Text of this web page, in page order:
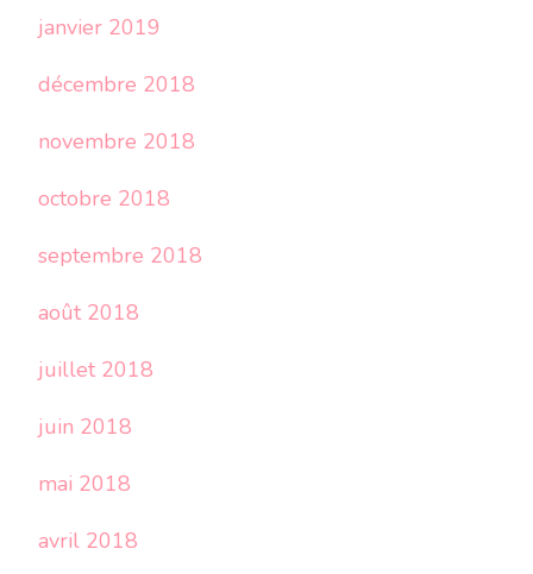
janvier 2019
décembre 2018
novembre 2018
octobre 2018
septembre 2018
août 2018
juillet 2018
juin 2018
mai 2018
avril 2018